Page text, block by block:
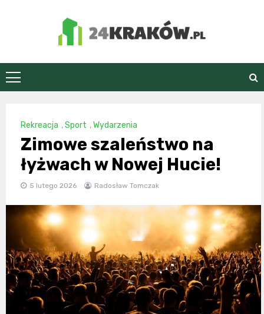
24Kraków.pl
Rekreacja ,Sport ,Wydarzenia
Zimowe szaleństwo na
łyżwach w Nowej Hucie!
5 lutego 2026 Radosław Tomczak